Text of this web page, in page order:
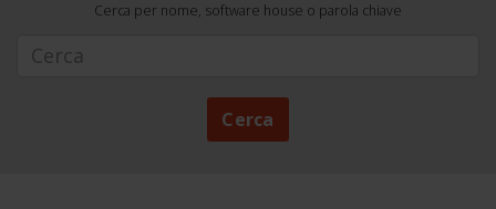
Cerca per nome, software house o parola chiave
Cerca